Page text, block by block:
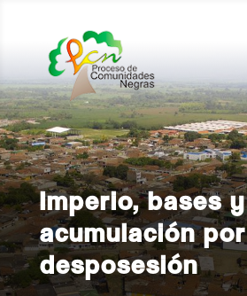
Imperio, bases y
acumulación por
desposesión